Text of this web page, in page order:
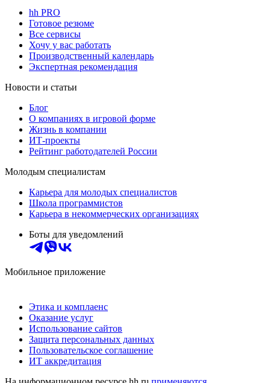
hh PRO
Готовое резюме
Все сервисы
Хочу у вас работать
Производственный календарь
Экспертная рекомендация
Новости и статьи
Блог
О компаниях в игровой форме
Жизнь в компании
ИТ-проекты
Рейтинг работодателей России
Молодым специалистам
Карьера для молодых специалистов
Школа программистов
Карьера в некоммерческих организациях
Боты для уведомлений
Мобильное приложение
Этика и комплаенс
Оказание услуг
Использование сайтов
Защита персональных данных
Пользовательское соглашение
ИТ аккредитация